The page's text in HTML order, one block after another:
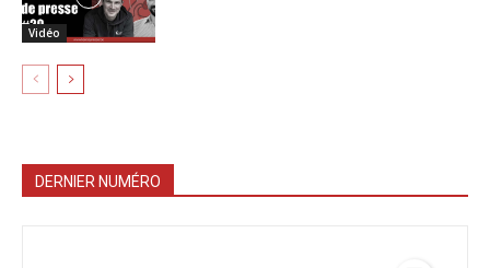
Vidéo
DERNIER NUMÉRO